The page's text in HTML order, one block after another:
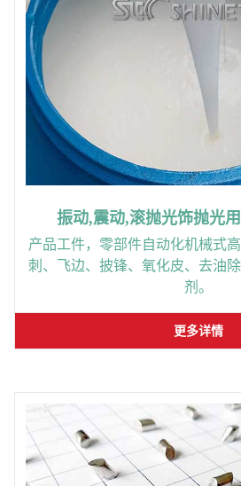
振动,震动,滚抛光饰抛光
产品工件，零部件自动化机械式
刺、飞边、披锋、氧化皮、去油
剂。
更多详情